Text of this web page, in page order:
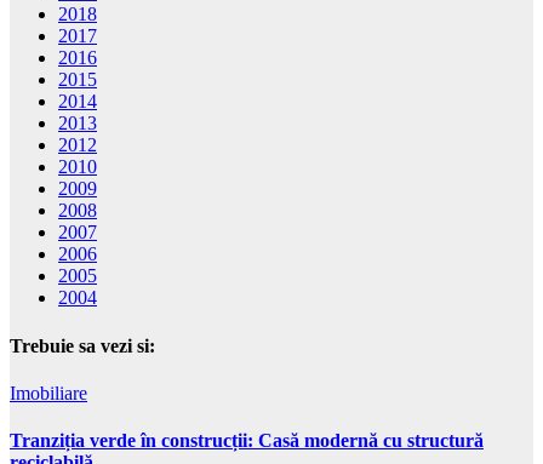
2018
2017
2016
2015
2014
2013
2012
2010
2009
2008
2007
2006
2005
2004
Trebuie sa vezi si:
Imobiliare
Tranziția verde în construcții: Casă modernă cu structură